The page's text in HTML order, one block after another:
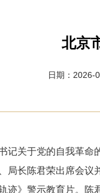
北京
日期：2026-
记关于党的自我革
局长陈君荣出席会
迹》警示教育片。